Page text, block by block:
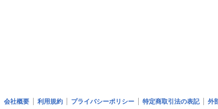
会社概要 利用規約 プライバシーポリシー 特定商取引法の表記 外